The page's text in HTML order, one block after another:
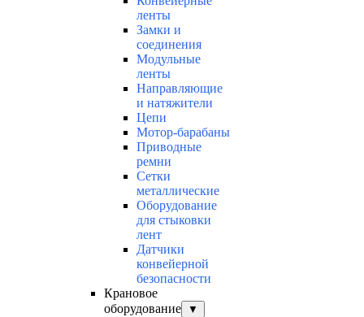
ленты
Замки и
соединения
Модульные
ленты
Направляющие
и натяжители
Цепи
Мотор-барабаны
Приводные
ремни
Сетки
металлические
Оборудование
для стыковки
лент
Датчики
конвейерной
безопасности
Крановое
оборудование
▼